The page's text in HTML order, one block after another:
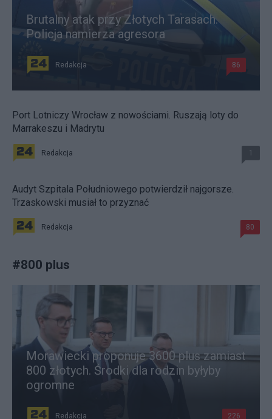
Brutalny atak przy Złotych Tarasach.
Policja namierza agresora
Redakcja 86
Port Lotniczy Wrocław z nowościami. Ruszają loty do
Marrakeszu i Madrytu
Redakcja 1
Audyt Szpitala Południowego potwierdził najgorsze.
Trzaskowski musiał to przyznać
Redakcja 80
#800 plus
Morawiecki proponuje 3600 plus zamiast
800 złotych. Środki dla rodzin byłyby
ogromne
Redakcja 226